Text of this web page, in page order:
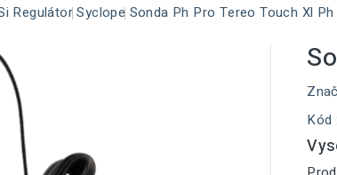
Regulátor Syclope Sonda Ph Pro Tereo Touch Xl Ph
Kód